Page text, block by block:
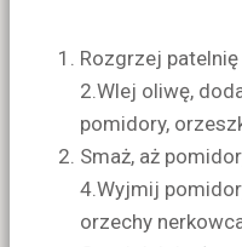
Rozgrzej
2.Wlej oliwę,
pomidory,
Smaż, aż
4.Wyjmij
orzechy